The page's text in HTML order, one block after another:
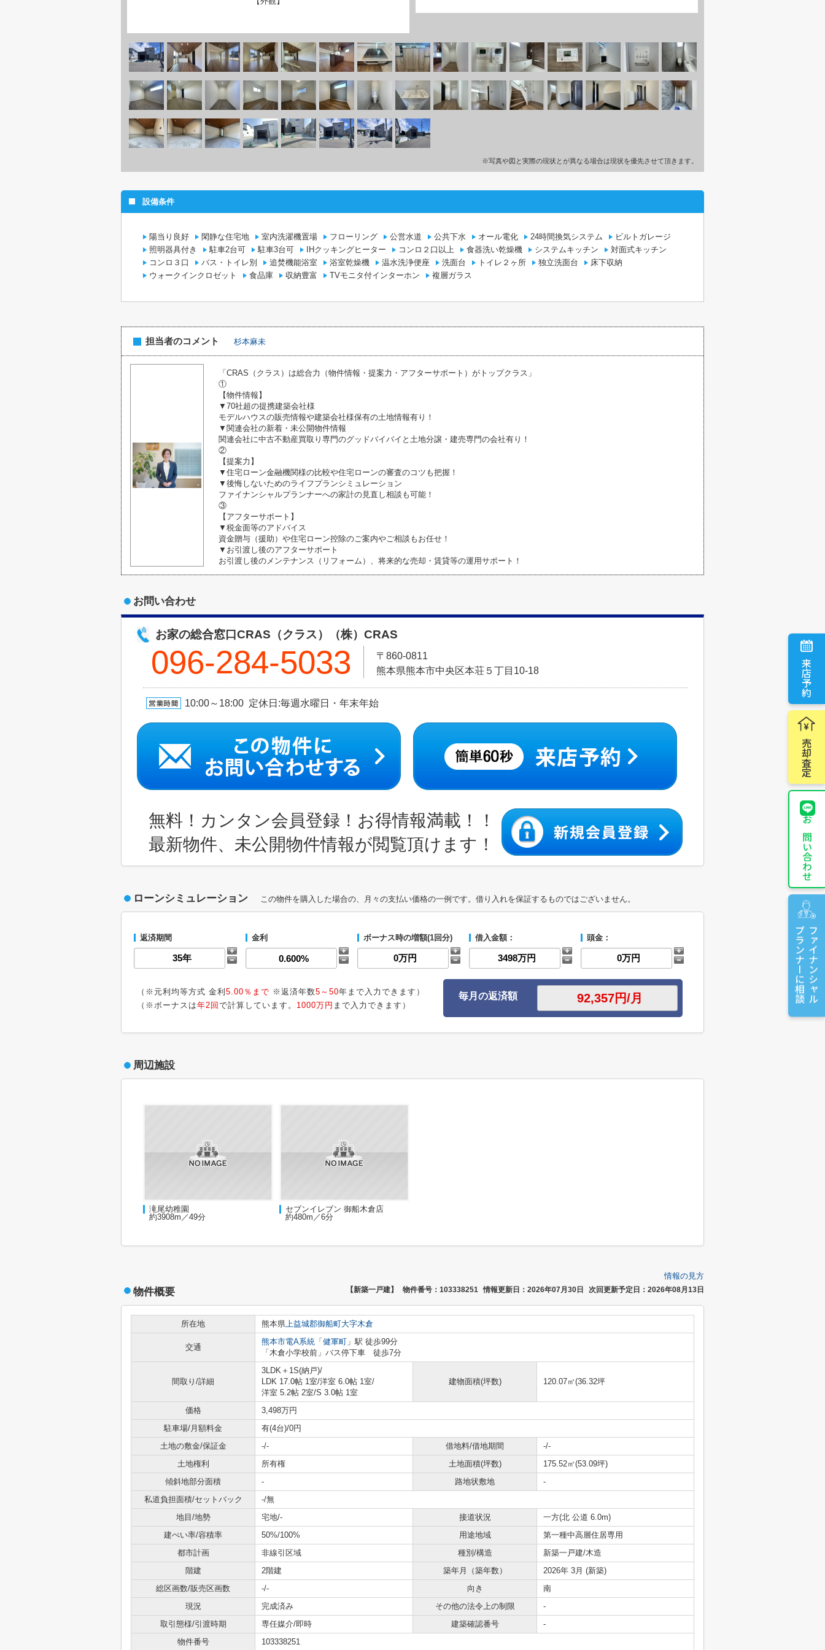
来店予約
売却査定
お問い合わせ
ファイナンシャル
プランナーに相談
※写真や図と実際の現状とが異なる場合は現状を優先させて頂きます。
設備条件
陽当り良好 閑静な住宅地 室内洗濯機置場 フローリング 公営水道 公共下水 オール電化 24時間換気システム
ビルトガレージ
照明器具付き
駐車2台可 駐車3台可 IHクッキングヒーター コンロ２口以上 食器洗い乾燥機 システムキッチン
対面式キッチン
コンロ３口
バス・トイレ別 追焚機能浴室 浴室乾燥機 温水洗浄便座 洗面台 トイレ２ヶ所 独立洗面台
床下収納
ウォークインクロゼット
食品庫 収納豊富 TVモニタ付インターホン 複層ガラス
担当者のコメント 杉本麻未
「CRAS（クラス）は総合力（物件情報・提案力・アフターサポート）がトップクラス」
①
【物件情報】
▼70社超の提携建築会社様
モデルハウスの販売情報や建築会社様保有の土地情報有り！
▼関連会社の新着・未公開物件情報
関連会社に中古不動産買取り専門のグッドバイバイと土地分譲・建売専門の会社有り！
②
【提案力】
▼住宅ローン金融機関様の比較や住宅ローンの審査のコツも把握！
▼後悔しないためのライフプランシミュレーション
ファイナンシャルプランナーへの家計の見直し相談も可能！
③
【アフターサポート】
▼税金面等のアドバイス
資金贈与（援助）や住宅ローン控除のご案内やご相談もお任せ！
▼お引渡し後のアフターサポート
お引渡し後のメンテナンス（リフォーム）、将来的な売却・賃貸等の運用サポート！
お問い合わせ
お家の総合窓口CRAS（クラス）（株）CRAS
096-284-5033
〒860-0811
熊本県熊本市中央区本荘５丁目10-18
10:00～18:00 定休日:毎週水曜日・年末年始
無料！カンタン会員登録！お得情報満載！！
最新物件、未公開物件情報が閲覧頂けます！
ローンシミュレーション この物件を購入した場合の、月々の支払い価格の一例です。借り入れを保証するものではございません。
返済期間 金利 ボーナス時の増額(1回分) 借入金額： 頭金：
（※元利均等方式 金利 5.00％まで ※返済年数5～50年まで入力できます）
（※ボーナスは年2回 で計算しています。 1000万円 まで入力できます）
毎月の返済額
周辺施設
滝尾幼稚園
約3908m／49分
セブンイレブン 御船木倉店
約480m／6分
情報の見方
物件概要 【新築一戸建】 物件番号：103338251 情報更新日：2026年07月30日 次回更新予定日：2026年08月13日
所在地 熊本県上益城郡御船町大字木倉
交通
熊本市電A系統 「 健軍町 」駅 徒歩99分
「木倉小学校前」バス停下車 徒歩7分
間取り/詳細
3LDK＋1S(納戸)/
LDK 17.0帖 1室/洋室 6.0帖 1室/
洋室 5.2帖 2室/S 3.0帖 1室
建物面積(坪数) 120.07㎡(36.32坪
価格
3,498万円
駐車場/月額料金
有(4台)/0円
土地の敷金/保証金
-/- 借地料/借地期間
-/-
土地権利
所有権 土地面積(坪数)
175.52㎡(53.09坪)
傾斜地部分面積
- 路地状敷地
-
私道負担面積/セットバック
-/無
地目/地勢
宅地/- 接道状況
一方(北 公道 6.0m)
建ぺい率/容積率
50%/100% 用途地域
第一種中高層住居専用
都市計画
非線引区域 種別/構造
新築一戸建/木造
階建
2階建 築年月（築年数）
2026年 3月 (新築)
総区画数/販売区画数
-/- 向き
南
現況
完成済み その他の法令上の制限
-
取引態様/引渡時期
専任媒介/即時 建築確認番号
-
物件番号
103338251